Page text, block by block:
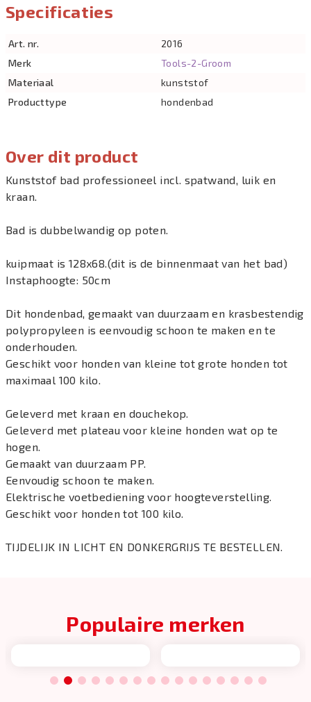
Over dit product
Kunststof bad professioneel incl. spatwand, luik en
kraan.
Bad is dubbelwandig op poten.
kuipmaat is 128x68.(dit is de binnenmaat van het bad)
Instaphoogte: 50cm
Dit hondenbad, gemaakt van duurzaam en krasbestendig
polypropyleen is eenvoudig schoon te maken en te
onderhouden.
Geschikt voor honden van kleine tot grote honden tot
maximaal 100 kilo.
Geleverd met kraan en douchekop.
Geleverd met plateau voor kleine honden wat op te
hogen.
Gemaakt van duurzaam PP.
Eenvoudig schoon te maken.
Elektrische voetbediening voor hoogteverstelling.
Geschikt voor honden tot 100 kilo.
TIJDELIJK IN LICHT EN DONKERGRIJS TE BESTELLEN.
Specificaties
Art. nr.
2016
Merk
Tools-2-Groom
Materiaal
kunststof
Producttype
hondenbad
Populaire merken
1 2 3 4 5 6 7 8 9 10 11 12 13 14 15 16